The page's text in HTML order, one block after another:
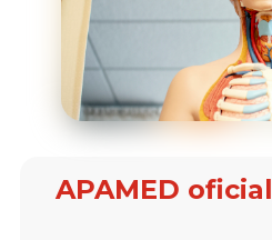
APAMED oficial